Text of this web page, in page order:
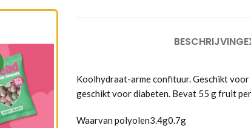
BESCHRIJVING
Koolhydraat-arme confituur. Geschikt
geschikt voor diabeten. Bevat 55 g fruit
Waarvan polyolen3.4g0.7g